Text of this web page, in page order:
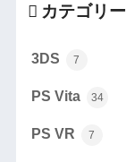
カテゴリー
3DS 7
PS Vita 34
PS VR 7